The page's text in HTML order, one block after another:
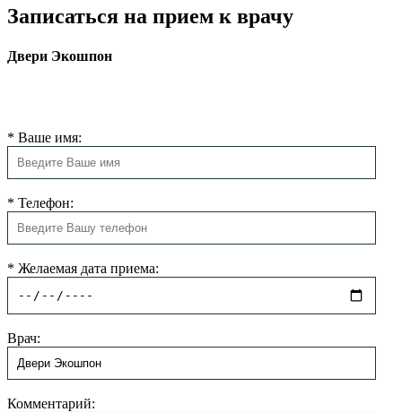
Записаться на прием к врачу
Двери Экошпон
* Ваше имя:
* Телефон:
* Желаемая дата приема:
Врач:
Комментарий: